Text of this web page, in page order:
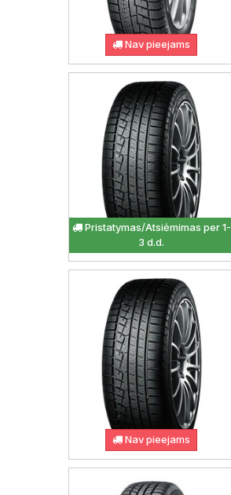
Nav pieejams
Pristatymas/Atsiėmimas per 1-
3 d.d.
Nav pieejams